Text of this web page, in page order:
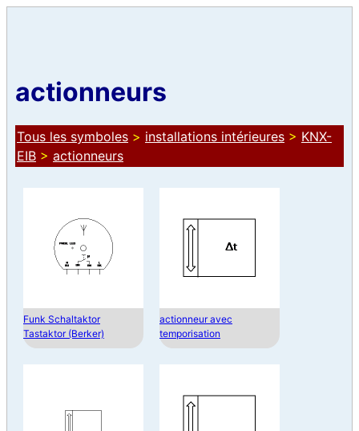
actionneurs
Tous les symboles > installations intérieures > KNX-
EIB > actionneurs
Funk Schaltaktor
Tastaktor (Berker)
actionneur avec
temporisation